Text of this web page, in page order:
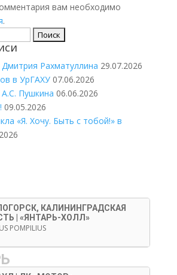
вам необходимо
.
Рахматуллина 29.07.2026
в УрГАХУ 07.06.2026
Пушкина 06.06.2026
09.05.2026
«Я. Хочу. Быть с тобой!» в
КАЛИНИНГРАДСКАЯ
| «ЯНТАРЬ-ХОЛЛ»
POMPILIUS